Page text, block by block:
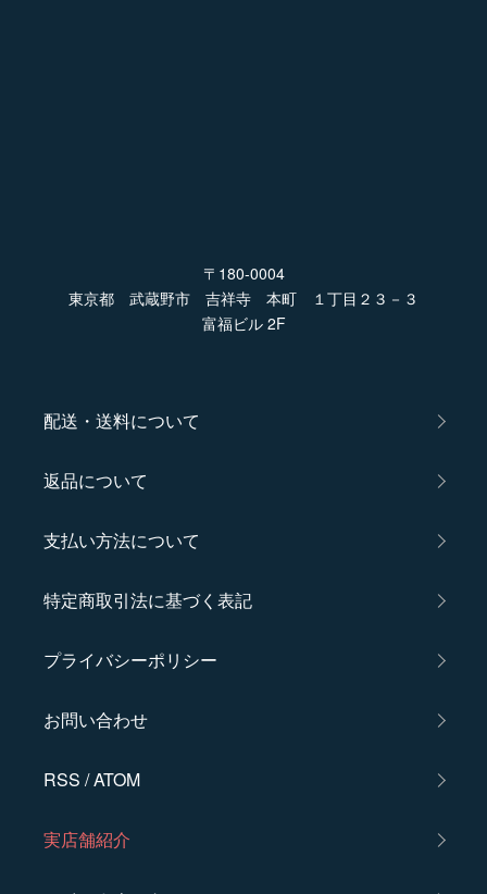
〒180-0004
東京都 武蔵野市 吉祥寺 本町 １丁目２３－３
富福ビル 2F
配送・送料について
返品について
支払い方法について
特定商取引法に基づく表記
プライバシーポリシー
お問い合わせ
RSS /ATOM
実店舗紹介